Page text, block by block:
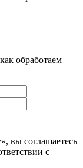
обработаем
вы соглашаетесь
с